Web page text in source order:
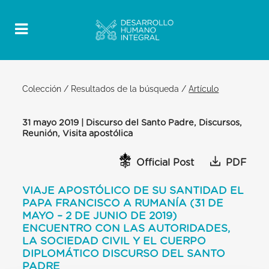
Colección / Resultados de la búsqueda /Artículo
31 mayo 2019 | Discurso del Santo Padre, Discursos,
Reunión, Visita apostólica
Official Post PDF
VIAJE APOSTÓLICO DE SU SANTIDAD EL
PAPA FRANCISCO A RUMANÍA (31 DE
MAYO – 2 DE JUNIO DE 2019)
ENCUENTRO CON LAS AUTORIDADES,
LA SOCIEDAD CIVIL Y EL CUERPO
DIPLOMÁTICO DISCURSO DEL SANTO
PADRE